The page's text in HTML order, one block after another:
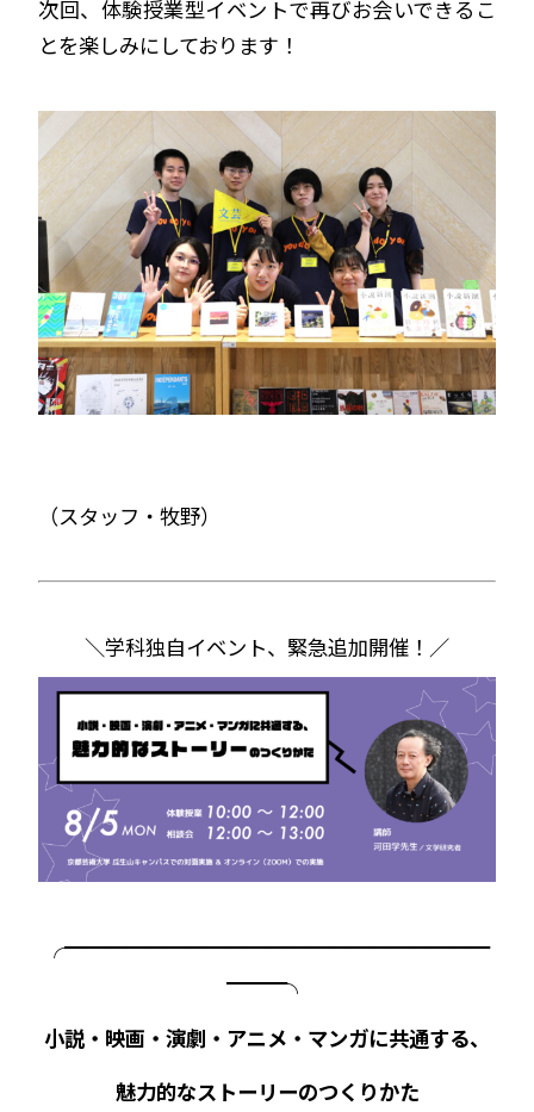
次回、体験授業型イベントで再びお会いできるこ
とを楽しみにしております！
（スタッフ・牧野）
＼学科独自イベント、緊急追加開催！／
╭━━━━━━━━━━━━━━━━━━━━━
━━━╮
小説・映画・演劇・アニメ・マンガに共通する、
魅力的なストーリーのつくりかた